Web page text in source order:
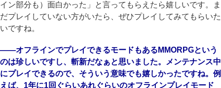
イン部分も）面白かった」と言ってもらえたら嬉しいです。ま
だプレイしていない方がいたら、ぜひプレイしてみてもらいた
いですね。
――オフラインでプレイできるモードもあるMMORPGという
のは珍しいですし、斬新だなぁと思いました。メンテナンス中
にプレイできるので、そういう意味でも嬉しかったですね。例
えば、1年に1回ぐらいあれぐらいのオフラインプレイモード